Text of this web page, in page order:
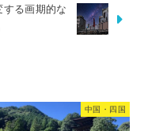
る画期的な
中国・四国